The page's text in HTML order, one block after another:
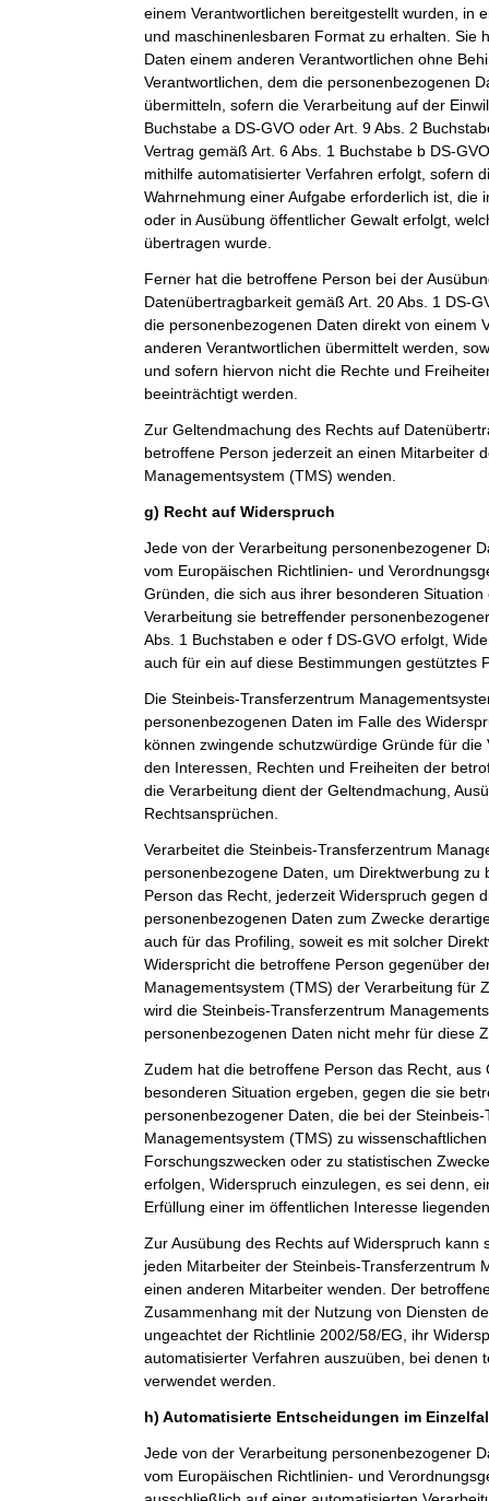
einem Verantwortlichen bereitgestellt wurden, in
und maschinenlesbaren Format zu erhalten. Sie
Daten einem anderen Verantwortlichen ohne
Verantwortlichen, dem die personenbezogenen
übermitteln, sofern die Verarbeitung auf der
Buchstabe a DS-GVO oder Art. 9 Abs. 2
Vertrag gemäß Art. 6 Abs. 1 Buchstabe b DS-
mithilfe automatisierter Verfahren erfolgt, sofern
Wahrnehmung einer Aufgabe erforderlich ist, die
oder in Ausübung öffentlicher Gewalt erfolgt,
übertragen wurde.
Ferner hat die betroffene Person bei der
Datenübertragbarkeit gemäß Art. 20 Abs. 1 DS-
die personenbezogenen Daten direkt von einem
anderen Verantwortlichen übermittelt werden,
und sofern hiervon nicht die Rechte und
beeinträchtigt werden.
Zur Geltendmachung des Rechts auf
betroffene Person jederzeit an einen Mitarbeiter
Managementsystem (TMS) wenden.
g) Recht auf Widerspruch
Jede von der Verarbeitung personenbezogener
vom Europäischen Richtlinien- und
Gründen, die sich aus ihrer besonderen
Verarbeitung sie betreffender
Abs. 1 Buchstaben e oder f DS-GVO erfolgt,
auch für ein auf diese Bestimmungen gestütztes
Die Steinbeis-Transferzentrum
personenbezogenen Daten im Falle des
können zwingende schutzwürdige Gründe für
den Interessen, Rechten und Freiheiten der
die Verarbeitung dient der Geltendmachung,
Rechtsansprüchen.
Verarbeitet die Steinbeis-Transferzentrum
personenbezogene Daten, um Direktwerbung
Person das Recht, jederzeit Widerspruch gegen
personenbezogenen Daten zum Zwecke
auch für das Profiling, soweit es mit solcher
Widerspricht die betroffene Person gegenüber
Managementsystem (TMS) der Verarbeitung für
wird die Steinbeis-Transferzentrum
personenbezogenen Daten nicht mehr für diese
Zudem hat die betroffene Person das Recht, aus
besonderen Situation ergeben, gegen die sie
personenbezogener Daten, die bei der
Managementsystem (TMS) zu
Forschungszwecken oder zu statistischen
erfolgen, Widerspruch einzulegen, es sei denn,
Erfüllung einer im öffentlichen Interesse
Zur Ausübung des Rechts auf Widerspruch kann
jeden Mitarbeiter der Steinbeis-Transferzentrum
einen anderen Mitarbeiter wenden. Der
Zusammenhang mit der Nutzung von Diensten
ungeachtet der Richtlinie 2002/58/EG, ihr
automatisierter Verfahren auszuüben, bei denen
verwendet werden.
h) Automatisierte Entscheidungen im
Jede von der Verarbeitung personenbezogener
vom Europäischen Richtlinien- und